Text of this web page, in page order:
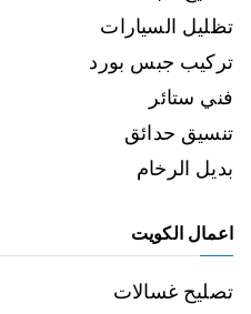
تظليل السيارات
تركيب جبس بورد
فني ستائر
تنسيق حدائق
بديل الرخام
اعمال الكويت
تصليح غسالات